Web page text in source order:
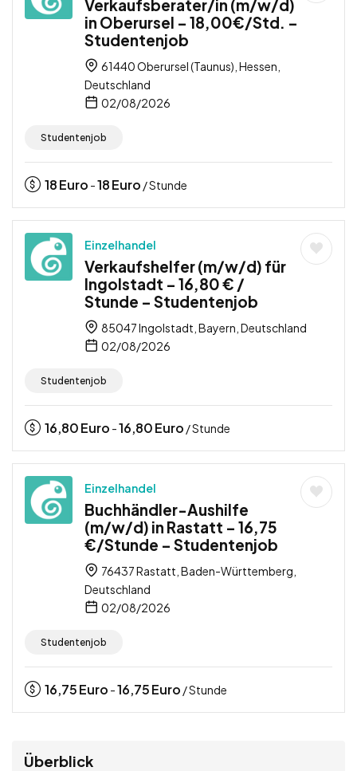
Verkaufsberater/in (m/w/d)
in Oberursel – 18,00€/Std. –
Studentenjob
61440 Oberursel (Taunus), Hessen,
Deutschland
02/08/2026
Studentenjob
18Euro -18Euro / Stunde
Einzelhandel
Verkaufshelfer (m/w/d) für
Ingolstadt – 16,80 € /
Stunde – Studentenjob
85047 Ingolstadt, Bayern, Deutschland
02/08/2026
Studentenjob
16,80Euro -16,80Euro / Stunde
Einzelhandel
Buchhändler-Aushilfe
(m/w/d) in Rastatt – 16,75
€/Stunde – Studentenjob
76437 Rastatt, Baden-Württemberg,
Deutschland
02/08/2026
Studentenjob
16,75Euro -16,75Euro / Stunde
Überblick